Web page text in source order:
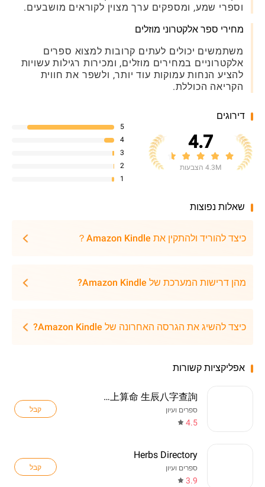
וספרי שמע, ומספקים ערך מצוין לקוראים מושבעים.
מחירי ספר אלקטרוני מוזלים
משתמשים יכולים לעתים קרובות למצוא ספרים
אלקטרוניים במחירים מוזלים, ומכירות רגילות עשויות
להציע הנחות עמוקות עוד יותר, ולשפר את חווית
הקריאה הכוללת.
דירוגים
4.7
4.3M הצבעות
5
4
3
2
1
שאלות נפוצות
כיצד להוריד ולהתקין את Amazon Kindle？
מהן דרישות המערכת של Amazon Kindle?
כיצד להשיג את הגרסה האחרונה של Amazon Kindle?
אפליקציות קשורות
八字排盤-八字算命 八字配對 線上算命 生辰八字查詢
ספרים ועיון
4.5
קבל
Herbs Directory
ספרים ועיון
3.9
קבל